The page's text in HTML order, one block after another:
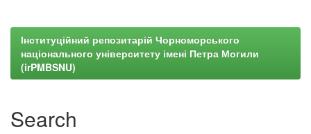
Інституційний репозитарій Чорноморського
національного університету імені Петра Могили
(irPMBSNU)
Search